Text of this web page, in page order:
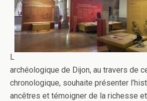
L
archéologique de Dijon, au travers de
chronologique, souhaite présenter
ancêtres et témoigner de la richesse